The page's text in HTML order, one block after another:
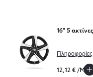
16" 5
12,12 € /